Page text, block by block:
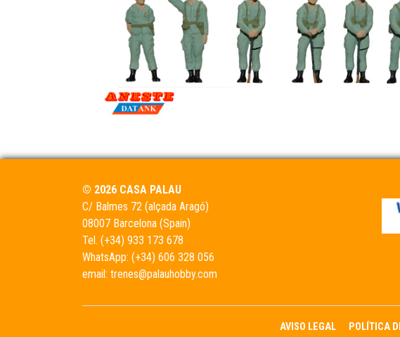
© 2026 CASA PALAU
C/ Balmes 72 (alçada Aragó)
08007 Barcelona (Spain)
Tel. (+34) 933 173 678
WhatsApp: (+34) 606 328 056
email: trenes@palauhobby.com
AVISO LEGAL POLÍTICA